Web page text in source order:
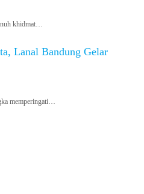
khidmat…
Lanal Bandung Gelar
memperingati…